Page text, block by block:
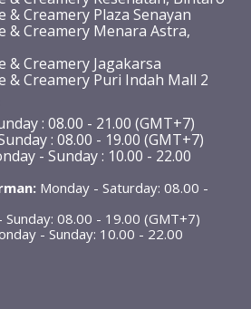
& Creamery Plaza Senayan
& Creamery Menara Astra,
& Creamery Jagakarsa
& Creamery Puri Indah Mall 2
: 08.00 - 21.00 (GMT+7)
: 08.00 - 19.00 (GMT+7)
- Sunday : 10.00 - 22.00
Monday - Saturday: 08.00 -
Sunday: 08.00 - 19.00 (GMT+7)
- Sunday: 10.00 - 22.00